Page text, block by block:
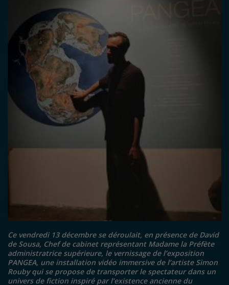
Ce vendredi 13 décembre se déroulait, en présence de David
de Sousa, Chef de cabinet représentant Madame la Préfète
administratrice supérieure, le vernissage de l’exposition
PANGEA, une installation vidéo immersive de l’artiste Simon
Rouby qui se propose de transporter le spectateur dans un
univers de fiction inspiré par l’existence ancienne du